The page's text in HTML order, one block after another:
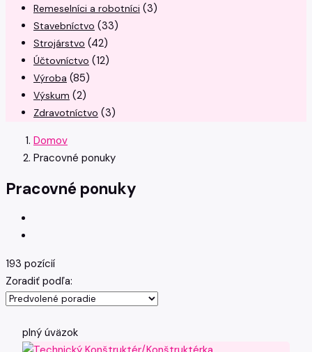
Remeselníci a robotníci (3)
Stavebníctvo (33)
Strojárstvo (42)
Účtovníctvo (12)
Výroba (85)
Výskum (2)
Zdravotníctvo (3)
Domov
Pracovné ponuky
Pracovné ponuky
193 pozícií
Zoradiť podľa:
plný úväzok